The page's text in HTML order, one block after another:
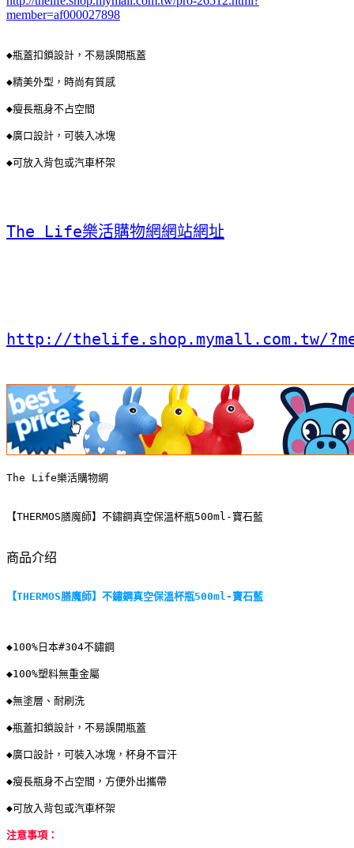
member=af000027898
◆瓶蓋扣鎖設計，不易誤開瓶蓋
◆精美外型，時尚有質感
◆瘦長瓶身不占空間
◆廣口設計，可裝入冰塊
◆可放入背包或汽車杯架
The Life樂活購物網網站網址
http://thelife.shop.mymall.com.tw/
The Life樂活購物網
【THERMOS膳魔師】不鏽鋼真空保溫杯瓶500ml-寶石藍
商品介绍
【THERMOS膳魔師】不鏽鋼真空保溫杯瓶500ml-寶石藍
◆100%日本#304不鏽鋼
◆100%塑料無重金屬
◆無塗層、耐刷洗
◆瓶蓋扣鎖設計，不易誤開瓶蓋
◆廣口設計，可裝入冰塊，杯身不冒汗
◆瘦長瓶身不占空間，方便外出攜帶
◆可放入背包或汽車杯架
注意事項：